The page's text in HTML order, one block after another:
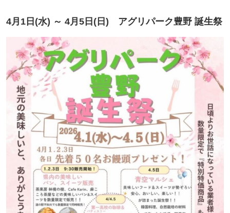
4月1日(水) ～ 4月5日(日) アグリパーク豊野 誕生祭